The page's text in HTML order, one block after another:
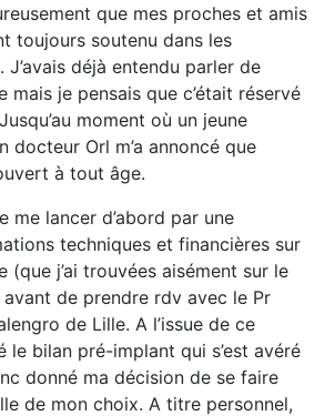
que mes proches et amis
toujours soutenu dans les
déjà entendu parler de
mais je pensais que c’était réservé
moment où un jeune
docteur Orl m’a annoncé que
à tout âge.
me lancer d’abord par une
techniques et financières sur
(que j’ai trouvées aisément sur le
de prendre rdv avec le Pr
de Lille. A l’issue de ce
le bilan pré-implant qui s’est avéré
donné ma décision de se faire
de mon choix. A titre personnel,